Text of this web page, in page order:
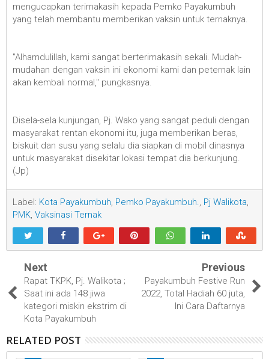
mengucapkan terimakasih kepada Pemko Payakumbuh
yang telah membantu memberikan vaksin untuk ternaknya.
"Alhamdulillah, kami sangat berterimakasih sekali. Mudah-
mudahan dengan vaksin ini ekonomi kami dan peternak lain
akan kembali normal," pungkasnya.
Disela-sela kunjungan, Pj. Wako yang sangat peduli dengan
masyarakat rentan ekonomi itu, juga memberikan beras,
biskuit dan susu yang selalu dia siapkan di mobil dinasnya
untuk masyarakat disekitar lokasi tempat dia berkunjung.
(Jp)
Label: Kota Payakumbuh, Pemko Payakumbuh., Pj Walikota,
PMK, Vaksinasi Ternak
Next
Rapat TKPK, Pj. Walikota ;
Saat ini ada 148 jiwa
kategori miskin ekstrim di
Kota Payakumbuh
Previous
Payakumbuh Festive Run
2022, Total Hadiah 60 juta,
Ini Cara Daftarnya
RELATED POST